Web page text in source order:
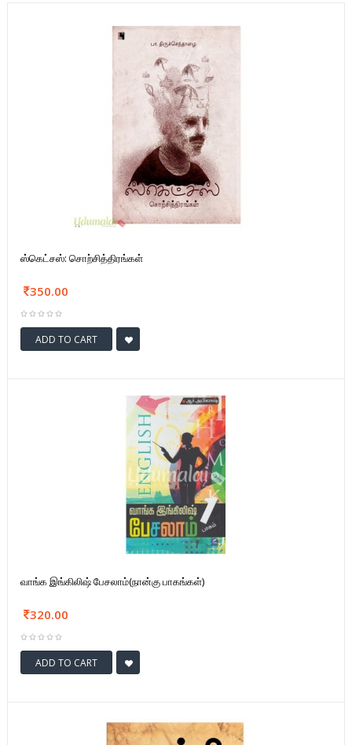
ஸ்கெட்சஸ்: சொற்சித்திரங்கள்
350.00
ADD TO CART
வாங்க இங்கிலிஷ் பேசலாம்(நான்கு பாகங்கள்)
320.00
ADD TO CART